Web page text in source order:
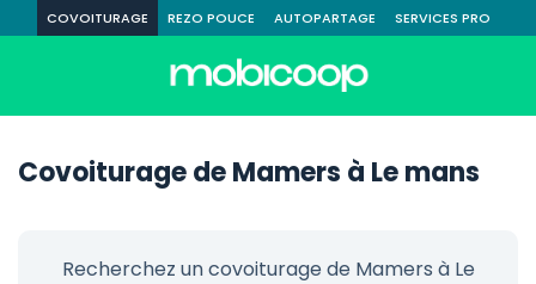
COVOITURAGE REZO POUCE AUTOPARTAGE SERVICES PRO
Covoiturage de Mamers à Le mans
Recherchez un covoiturage de Mamers à Le